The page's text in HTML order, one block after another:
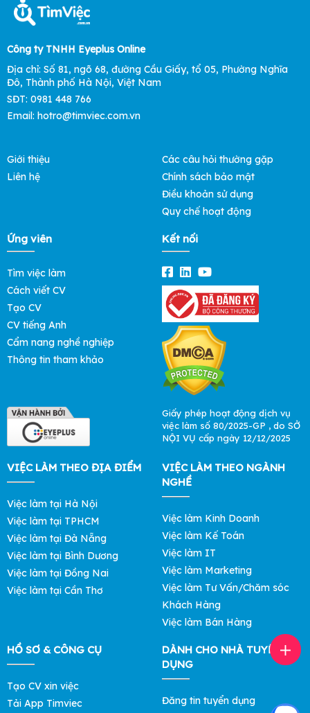
Công ty TNHH Eyeplus Online
Địa chỉ: Số 81, ngõ 68, đường Cầu Giấy, tổ 05, Phường Nghĩa
Đô, Thành phố Hà Nội, Việt Nam
SĐT: 0981 448 766
Email: hotro@timviec.com.vn
Giới thiệu
Liên hệ
Các câu hỏi thường gặp
Chính sách bảo mật
Điều khoản sử dụng
Quy chế hoạt động
Ứng viên
Tìm việc làm
Cách viết CV
Tạo CV
CV tiếng Anh
Cẩm nang nghề nghiệp
Thông tin tham khảo
Kết nối
Giấy phép hoạt động dịch vụ
việc làm số 80/2025-GP , do SỞ
NỘI VỤ cấp ngày 12/12/2025
VIỆC LÀM THEO ĐỊA ĐIỂM
Việc làm tại Hà Nội
Việc làm tại TPHCM
Việc làm tại Đà Nẵng
Việc làm tại Bình Dương
Việc làm tại Đồng Nai
Việc làm tại Cần Thơ
VIỆC LÀM THEO NGÀNH
NGHỀ
Việc làm Kinh Doanh
Việc làm Kế Toán
Việc làm IT
Việc làm Marketing
Việc làm Tư Vấn/Chăm sóc
Khách Hàng
Việc làm Bán Hàng
HỒ SƠ & CÔNG CỤ
Tạo CV xin việc
Tải App Timviec
DÀNH CHO NHÀ TUYỂN
DỤNG
Đăng tin tuyển dụng